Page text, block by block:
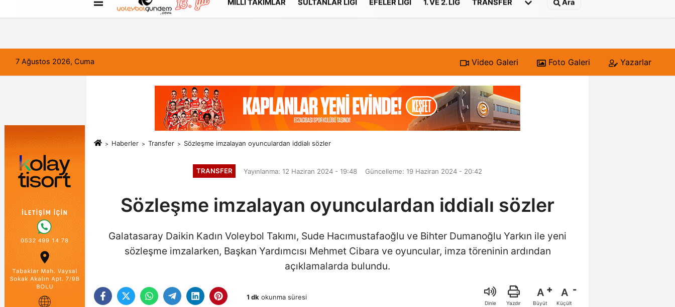
FORUM Haber Gönder Künye
MILLI TAKIMLAR SULTANLAR LIGI EFELER LIGI 1. VE 2. LIG TRANSFER Ara
7 Ağustos 2026, Cuma Video Galeri Foto Galeri Yazarlar
Haberler Transfer Sözleşme imzalayan oyunculardan iddialı sözler
TRANSFER Yayınlanma: 12 Haziran 2024 - 19:48 Güncelleme: 19 Haziran 2024 - 20:42
Sözleşme imzalayan oyunculardan iddialı sözler
Galatasaray Daikin Kadın Voleybol Takımı, Sude Hacımustafaoğlu ve Bihter Dumanoğlu Yarkın ile yeni
sözleşme imzalarken, Başkan Yardımcısı Mehmet Cibara ve oyuncular, imza töreninin ardından
açıklamalarda bulundu.
1 dk okunma süresi
Dinle Yazdır
A
Büyüt
A
Küçült